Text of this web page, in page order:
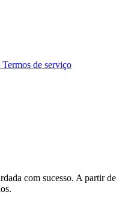
de serviço
com sucesso. A partir de